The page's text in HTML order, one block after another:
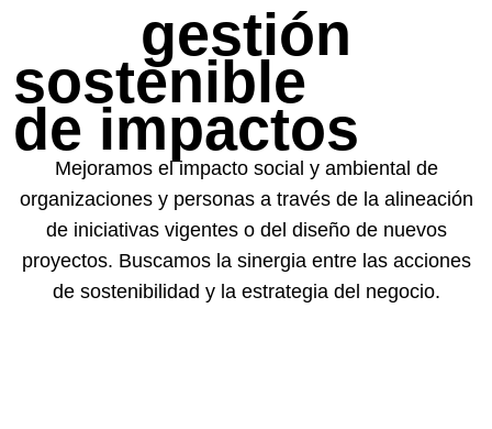
gestión
sostenible
de impactos
Mejoramos el impacto social y ambiental de
organizaciones y personas a través de la alineación
de iniciativas vigentes o del diseño de nuevos
proyectos. Buscamos la sinergia entre las acciones
de sostenibilidad y la estrategia del negocio.